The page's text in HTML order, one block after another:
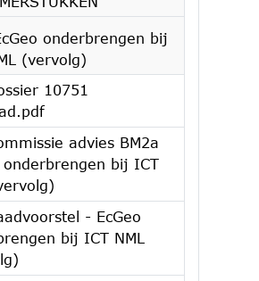
onderbrengen bij
(vervolg)
10751
advies BM2a
onderbrengen bij ICT
- EcGeo
bij ICT NML